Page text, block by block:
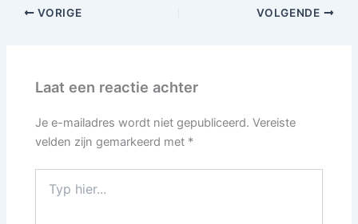
VORIGE VOLGENDE
Laat een reactie achter
Je e-mailadres wordt niet gepubliceerd. Vereiste
velden zijn gemarkeerd met *
hier...